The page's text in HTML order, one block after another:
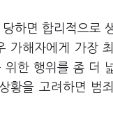
하면 합리적으로
가해자에게 가장
한 행위를 좀 더
황을 고려하면 범